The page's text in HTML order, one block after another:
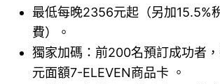
最低每晚2356元起（另加15.5%
費）。
獨家加碼：前200名預訂成功者
元面額7-ELEVEN商品卡 。